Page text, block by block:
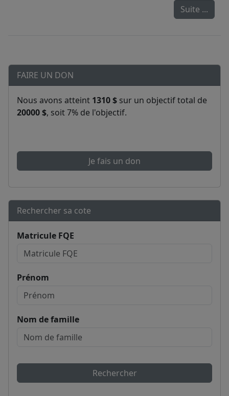
Suite ...
FAIRE UN DON
Nous avons atteint 1310 $ sur un objectif total de
20000 $, soit 7% de l'objectif.
Je fais un don
Rechercher sa cote
Matricule FQE
Prénom
Nom de famille
Rechercher